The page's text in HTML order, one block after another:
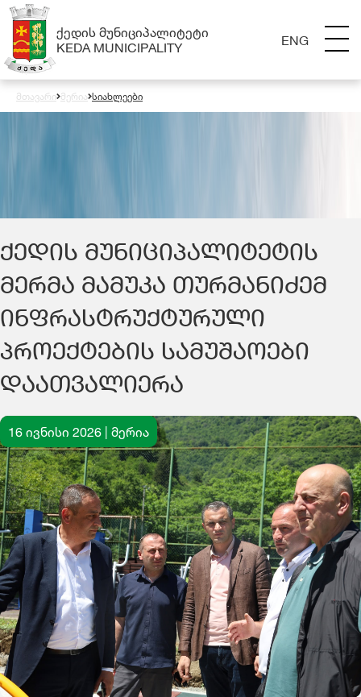
ᲥᲔᲓᲘᲡ ᲛᲣᲜᲘᲪᲘᲞᲐᲚᲘᲢᲔᲢᲘ
KEDA MUNICIPALITY
ENG
მთავარი მერია სიახლეები
ᲥᲔᲓᲘᲡ ᲛᲣᲜᲘᲪᲘᲞᲐᲚᲘᲢᲔᲢᲘᲡ
ᲛᲔᲠᲛᲐ ᲛᲐᲛᲣᲙᲐ ᲗᲣᲠᲛᲐᲜᲘᲫᲔᲛ
ᲘᲜᲤᲠᲐᲡᲢᲠᲣᲥᲢᲣᲠᲣᲚᲘ
ᲞᲠᲝᲔᲥᲢᲔᲑᲘᲡ ᲡᲐᲛᲣᲨᲐᲝᲔᲑᲘ
ᲓᲐᲐᲗᲕᲐᲚᲘᲔᲠᲐ
16 ივნისი 2026 | მერია